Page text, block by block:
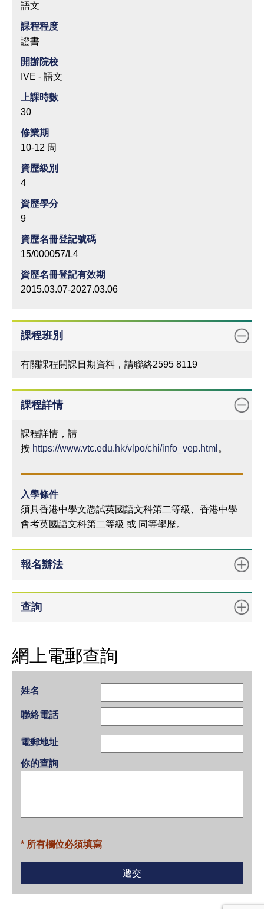
語文
課程程度
證書
開辦院校
IVE - 語文
上課時數
30
修業期
10-12 周
資歷級別
4
資歷學分
9
資歷名冊登記號碼
15/000057/L4
資歷名冊登記有效期
2015.03.07-2027.03.06
課程班別
有關課程開課日期資料，請聯絡2595 8119
課程詳情
課程詳情，請
按 https://www.vtc.edu.hk/vlpo/chi/info_vep.html 。
入學條件
須具香港中學文憑試英國語文科第二等級、香港中學
會考英國語文科第二等級 或 同等學歷。
報名辦法
查詢
網上電郵查詢
姓名
聯絡電話
電郵地址
你的查詢
* 所有欄位必須填寫